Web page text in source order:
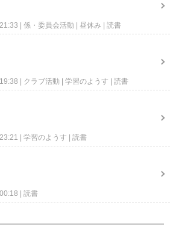
係・委員会活動 昼休み 読書
クラブ活動 学習のようす 読書
学習のようす 読書
読書